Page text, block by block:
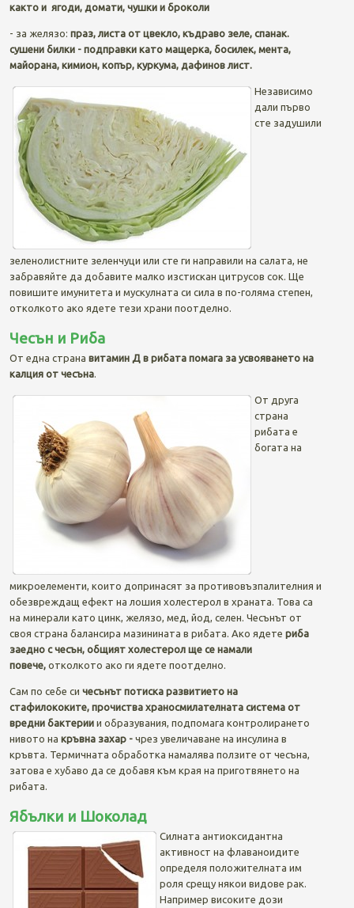
както и ягоди, домати, чушки и броколи
- за желязо: праз, листа от цвекло, къдраво зеле, спанак.
сушени билки - подправки като мащерка, босилек, мента,
майорана, кимион, копър, куркума, дафинов лист.
Независимо
дали първо
сте задушили
зеленолистните зеленчуци или сте ги направили на салата, не
забравяйте да добавите малко изстискан цитрусов сок. Ще
повишите имунитета и мускулната си сила в по-голяма степен,
отколкото ако ядете тези храни поотделно.
Чесън и Риба
От една страна витамин Д в рибата помага за усвояването на
калция от чесъна.
От друга
страна
рибата е
богата на
микроелементи, които допринасят за противовъзпалителния и
обезвреждащ ефект на лошия холестерол в храната. Това са
на минерали като цинк, желязо, мед, йод, селен. Чесънът от
своя страна балансира мазинината в рибата. Ако ядете риба
заедно с чесън, общият холестерол ще се намали
повече,отколкото ако ги ядете поотделно.
Сам по себе си чесънът потиска развитието на
стафилококите, прочиства храносмилателната система от
вредни бактериии образувания, подпомага контролирането
нивото на кръвна захар -чрез увеличаване на инсулина в
кръвта. Термичната обработка намалява ползите от чесъна,
затова е хубаво да се добавя към края на приготвянето на
рибата.
Ябълки и Шоколад
Силната антиоксидантна
активност на флаваноидите
определя положителната им
роля срещу някои видове рак.
Например високите дози